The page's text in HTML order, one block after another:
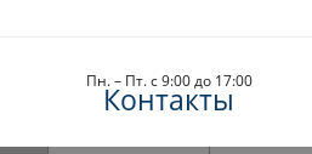
Пн. – Пт. с 9:00 до 17:00
Контакты